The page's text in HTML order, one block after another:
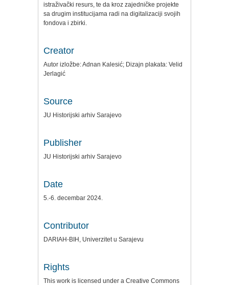
istraživački resurs, te da kroz zajedničke projekte
sa drugim institucijama radi na digitalizaciji svojih
fondova i zbirki.
Creator
Autor izložbe: Adnan Kalesić; Dizajn plakata: Velid
Jerlagić
Source
JU Historijski arhiv Sarajevo
Publisher
JU Historijski arhiv Sarajevo
Date
5.-6. decembar 2024.
Contributor
DARIAH-BIH, Univerzitet u Sarajevu
Rights
This work is licensed under a Creative Commons